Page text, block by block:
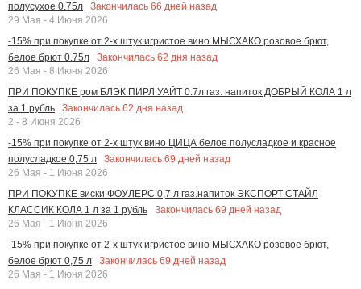
полусухое 0.75л
Закончилась 66 дней назад
29 Мая - 4 Июня 2026
-15% при покупке от 2-х штук игристое вино МЫСХАКО розовое брют,
белое брют 0.75л
Закончилась 62 дня назад
26 Мая - 8 Июня 2026
ПРИ ПОКУПКЕ ром БЛЭК ПИРЛ УАЙТ 0.7л газ. напиток ДОБРЫЙ КОЛА 1 л
за 1 рубль
Закончилась 62 дня назад
2 - 8 Июня 2026
-15% при покупке от 2-х штук вино ЦИЦА белое полусладкое и красное
полусладкое 0,75 л
Закончилась 69 дней назад
26 Мая - 1 Июня 2026
ПРИ ПОКУПКЕ виски ФОУЛЕРС 0,7 л газ.напиток ЭКСПОРТ СТАЙЛ
КЛАССИК КОЛА 1 л за 1 рубль
Закончилась 69 дней назад
26 Мая - 1 Июня 2026
-15% при покупке от 2-х штук игристое вино МЫСХАКО розовое брют,
белое брют 0,75 л
Закончилась 69 дней назад
26 Мая - 1 Июня 2026